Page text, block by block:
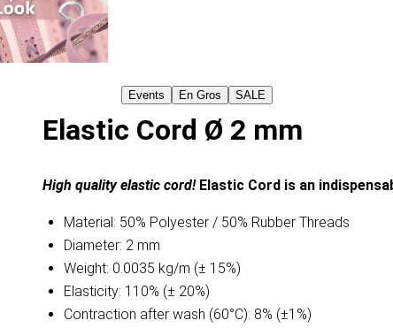
Events En Gros SALE
Elastic Cord Ø 2 mm
High quality elastic cord! Elastic Cord is an
Material: 50% Polyester / 50% Rubber Threads
Diameter: 2 mm
Weight: 0.0035 kg/m (± 15%)
Elasticity: 110% (± 20%)
Contraction after wash (60°C): 8% (±1%)